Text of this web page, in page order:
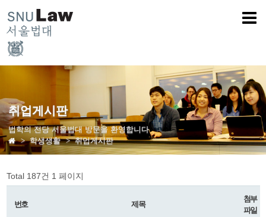
취업게시판
법학의 전당 서울법대 방문을 환영합니다
학생생활
취업게시판
Total 187건 1 페이지
번호 제목
첨부
파일